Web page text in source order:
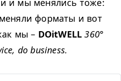
и мы менялись тоже:
форматы и вот
мы – DOitWELL 360°
do business.